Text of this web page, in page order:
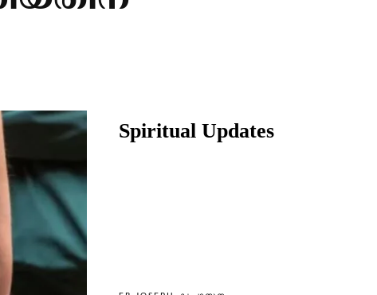
Spiritual Updates